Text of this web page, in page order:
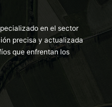
en el sector
precisa y actualizada
que enfrentan los